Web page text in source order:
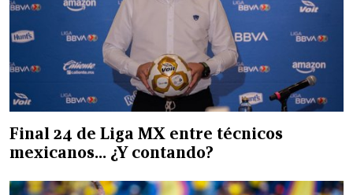
Final 24 de Liga MX entre técnicos
mexicanos… ¿Y contando?